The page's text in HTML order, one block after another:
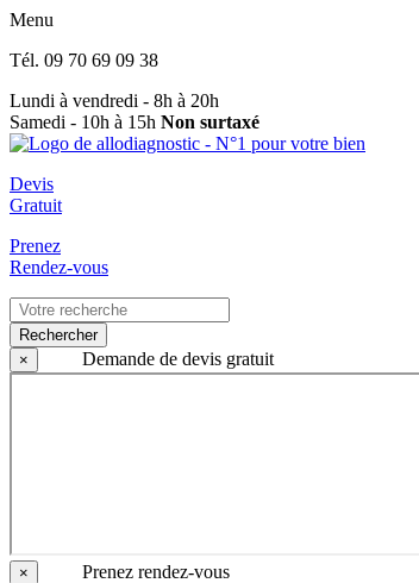
Menu
Tél. 09 70 69 09 38
Lundi à vendredi - 8h à 20h
Samedi - 10h à 15h Non surtaxé
Devis
Gratuit
Prenez
Rendez-vous
Rechercher
×
Demande de devis gratuit
× Prenez rendez-vous